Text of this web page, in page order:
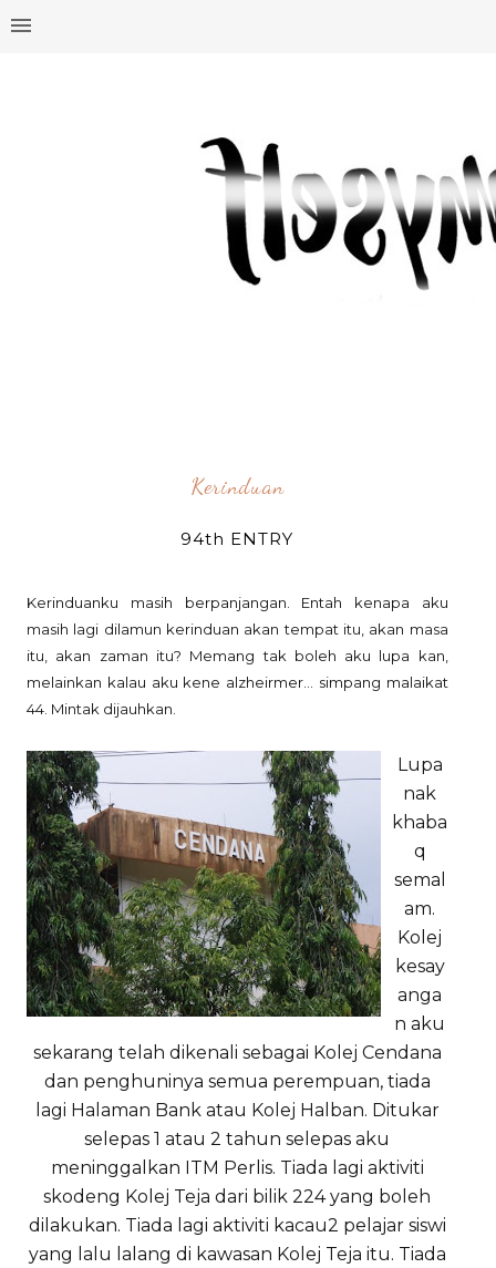
Kerinduan
94th ENTRY
Kerinduanku masih berpanjangan. Entah kenapa aku
masih lagi dilamun kerinduan akan tempat itu, akan masa
itu, akan zaman itu? Memang tak boleh aku lupa kan,
melainkan kalau aku kene alzheirmer... simpang malaikat
44. Mintak dijauhkan.
Lupa
nak
khaba
q
semal
am.
Kolej
kesay
anga
n aku
sekarang telah dikenali sebagai Kolej Cendana
dan penghuninya semua perempuan, tiada
lagi Halaman Bank atau Kolej Halban. Ditukar
selepas 1 atau 2 tahun selepas aku
meninggalkan ITM Perlis. Tiada lagi aktiviti
skodeng Kolej Teja dari bilik 224 yang boleh
dilakukan. Tiada lagi aktiviti kacau2 pelajar siswi
yang lalu lalang di kawasan Kolej Teja itu. Tiada